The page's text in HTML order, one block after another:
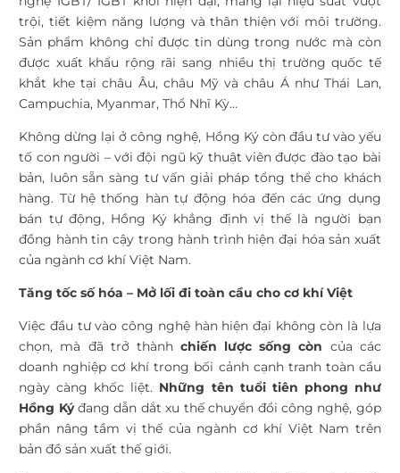
trội, tiết kiệm năng lượng và thân thiện với môi trường.
Sản phẩm không chỉ được tin dùng trong nước mà còn
được xuất khẩu rộng rãi sang nhiều thị trường quốc tế
khắt khe tại châu Âu, châu Mỹ và châu Á như Thái Lan,
Campuchia, Myanmar, Thổ Nhĩ Kỳ…
Không dừng lại ở công nghệ, Hồng Ký còn đầu tư vào yếu
tố con người – với đội ngũ kỹ thuật viên được đào tạo bài
bản, luôn sẵn sàng tư vấn giải pháp tổng thể cho khách
hàng. Từ hệ thống hàn tự động hóa đến các ứng dụng
bán tự động, Hồng Ký khẳng định vị thế là người bạn
đồng hành tin cậy trong hành trình hiện đại hóa sản xuất
của ngành cơ khí Việt Nam.
Tăng tốc số hóa – Mở lối đi toàn cầu cho cơ khí Việt
Việc đầu tư vào công nghệ hàn hiện đại không còn là lựa
chọn, mà đã trở thành chiến lược sống còn của các
doanh nghiệp cơ khí trong bối cảnh cạnh tranh toàn cầu
ngày càng khốc liệt. Những tên tuổi tiên phong như
Hồng Kýđang dẫn dắt xu thế chuyển đổi công nghệ, góp
phần nâng tầm vị thế của ngành cơ khí Việt Nam trên
bản đồ sản xuất thế giới.